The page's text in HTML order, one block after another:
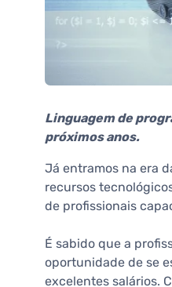
Linguagem de
próximos anos.
Já entramos na era
recursos
de profissionais
É sabido que a
oportunidade de se
excelentes salários.